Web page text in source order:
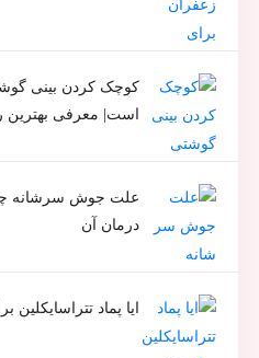
کوچک کردن بینی
است| معرفی
علت جوش سرشانه
درمان آن
ایا پماد